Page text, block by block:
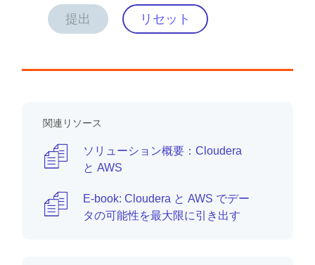
提出 リセット
関連リソース
ソリューション概要：Cloudera
と AWS
E-book: Cloudera と AWS でデー
タの可能性を最大限に引き出す